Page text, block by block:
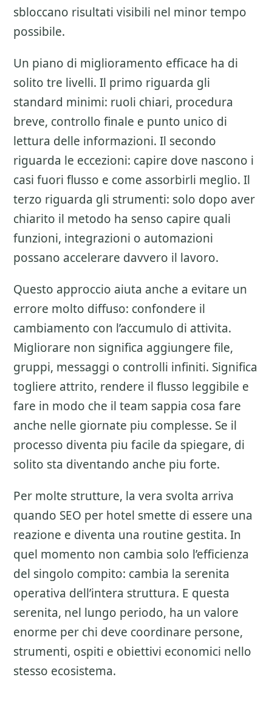
sbloccano risultati visibili nel minor tempo
possibile.
Un piano di miglioramento efficace ha di
solito tre livelli. Il primo riguarda gli
standard minimi: ruoli chiari, procedura
breve, controllo finale e punto unico di
lettura delle informazioni. Il secondo
riguarda le eccezioni: capire dove nascono i
casi fuori flusso e come assorbirli meglio. Il
terzo riguarda gli strumenti: solo dopo aver
chiarito il metodo ha senso capire quali
funzioni, integrazioni o automazioni
possano accelerare davvero il lavoro.
Questo approccio aiuta anche a evitare un
errore molto diffuso: confondere il
cambiamento con l’accumulo di attivita.
Migliorare non significa aggiungere file,
gruppi, messaggi o controlli infiniti. Significa
togliere attrito, rendere il flusso leggibile e
fare in modo che il team sappia cosa fare
anche nelle giornate piu complesse. Se il
processo diventa piu facile da spiegare, di
solito sta diventando anche piu forte.
Per molte strutture, la vera svolta arriva
quando SEO per hotel smette di essere una
reazione e diventa una routine gestita. In
quel momento non cambia solo l’efficienza
del singolo compito: cambia la serenita
operativa dell’intera struttura. E questa
serenita, nel lungo periodo, ha un valore
enorme per chi deve coordinare persone,
strumenti, ospiti e obiettivi economici nello
stesso ecosistema.